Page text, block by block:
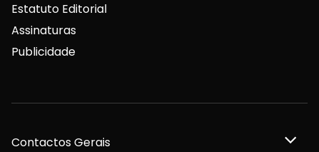
Estatuto Editorial
Assinaturas
Publicidade
Contactos Gerais